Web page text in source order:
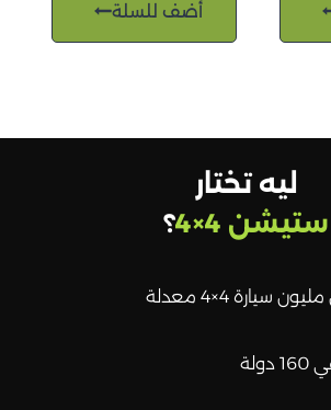
أضف للسلة
ليه تختار
ستيشن 4×4
؟
سيارة 4×4 معدلة